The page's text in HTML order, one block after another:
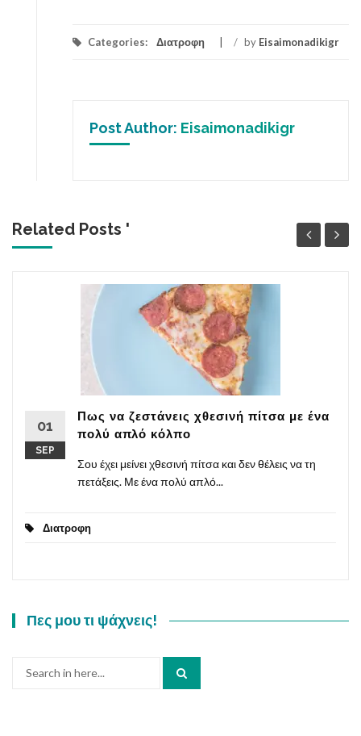
Categories: Διατροφη / by Eisaimonadikigr
Post Author: Eisaimonadikigr
Related Posts '
01
SEP
Πως να ζεστάνεις χθεσινή πίτσα με ένα
πολύ απλό κόλπο
Σου έχει μείνει χθεσινή πίτσα και δεν θέλεις να τη
πετάξεις. Με ένα πολύ απλό...
Διατροφη
Πες μου τι ψάχνεις!